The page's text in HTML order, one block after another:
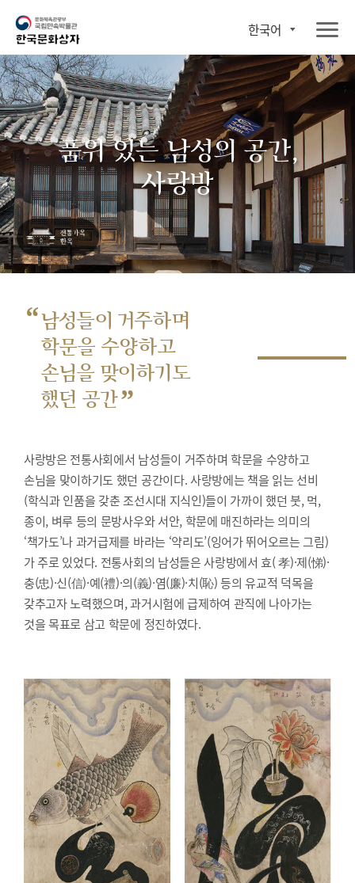
한국어
품위 있는 남성의 공간,
사랑방
“남성들이 거주하며
학문을 수양하고
손님을 맞이하기도
했던 공간”
사랑방은 전통사회에서 남성들이 거주하며 학문을 수양하고
손님을 맞이하기도 했던 공간이다. 사랑방에는 책을 읽는 선비
(학식과 인품을 갖춘 조선시대 지식인)들이 가까이 했던 붓, 먹,
종이, 벼루 등의 문방사우와 서안, 학문에 매진하라는 의미의
‘책가도’나 과거급제를 바라는 ‘약리도’(잉어가 뛰어오르는 그림)
가 주로 있었다. 전통사회의 남성들은 사랑방에서 효( 孝)·제(悌)·
충(忠)·신(信)·예(禮)·의(義)·염(廉)·치(恥) 등의 유교적 덕목을
갖추고자 노력했으며, 과거시험에 급제하여 관직에 나아가는
것을 목표로 삼고 학문에 정진하였다.